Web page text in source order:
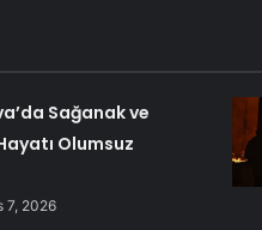
Sağanak ve
Olumsuz
7, 2026